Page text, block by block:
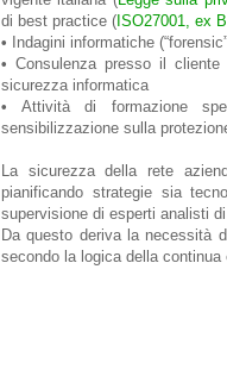
di best practice ( ISO27001, ex
• Indagini informatiche
• Consulenza presso il
sicurezza informatica
• Attività di formazione
sensibilizzazione sulla
La sicurezza della rete
pianificando strategie sia
supervisione di esperti analisti
Da questo deriva la necessità
secondo la logica della